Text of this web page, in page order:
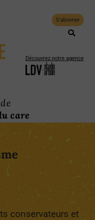
S'abonner
Découvrez notre agence
care
conservateurs et